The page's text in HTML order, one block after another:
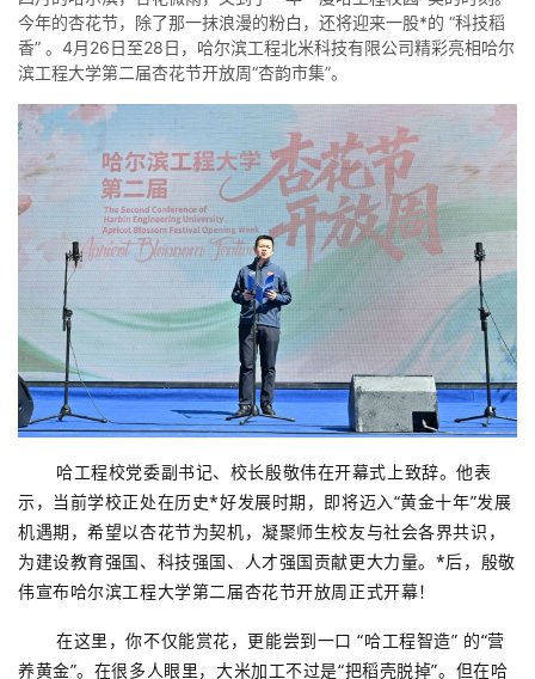
今年的杏花节，除了那一抹浪漫的粉白，还将迎来一股*的 “科技稻
香” 。4月26日至28日， 哈尔滨工程北米科技有限公司精彩亮相哈尔
滨工程大学第二届杏花节开放周“杏韵市集”。
哈工程校党委副书记、校长殷敬伟在开幕式上致辞。他表
示，当前学校正处在历史*好发展时期，即将迈入“黄金十年”发展
机遇期，希望以杏花节为契机，凝聚师生校友与社会各界共识，
为建设教育强国、科技强国、人才强国贡献更大力量。*后，殷敬
伟宣布哈尔滨工程大学第二届杏花节开放周正式开幕！
在这里，你不仅能赏花，更能尝到一口 “哈工程智造” 的“营
养黄金”。在很多人眼里，大米加工不过是“把稻壳脱掉”。但在哈